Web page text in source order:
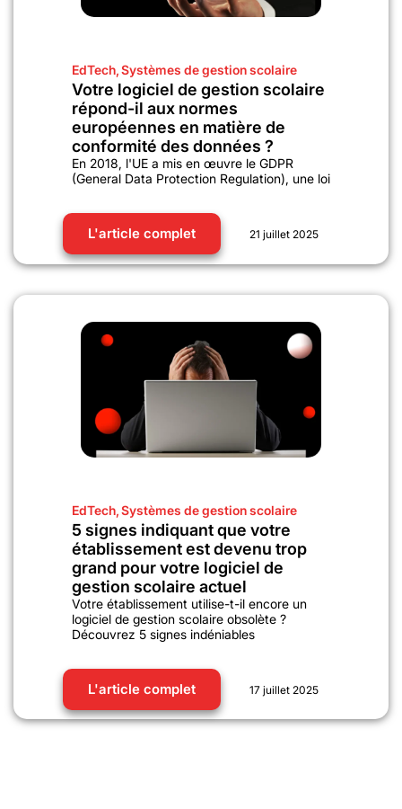
EdTech,Systèmes de gestion scolaire
Votre logiciel de gestion scolaire
répond-il aux normes
européennes en matière de
conformité des données ?
En 2018, l'UE a mis en œuvre le GDPR
(General Data Protection Regulation), une loi
L'article complet 21 juillet 2025
EdTech,Systèmes de gestion scolaire
5 signes indiquant que votre
établissement est devenu trop
grand pour votre logiciel de
gestion scolaire actuel
Votre établissement utilise-t-il encore un
logiciel de gestion scolaire obsolète ?
Découvrez 5 signes indéniables
L'article complet 17 juillet 2025